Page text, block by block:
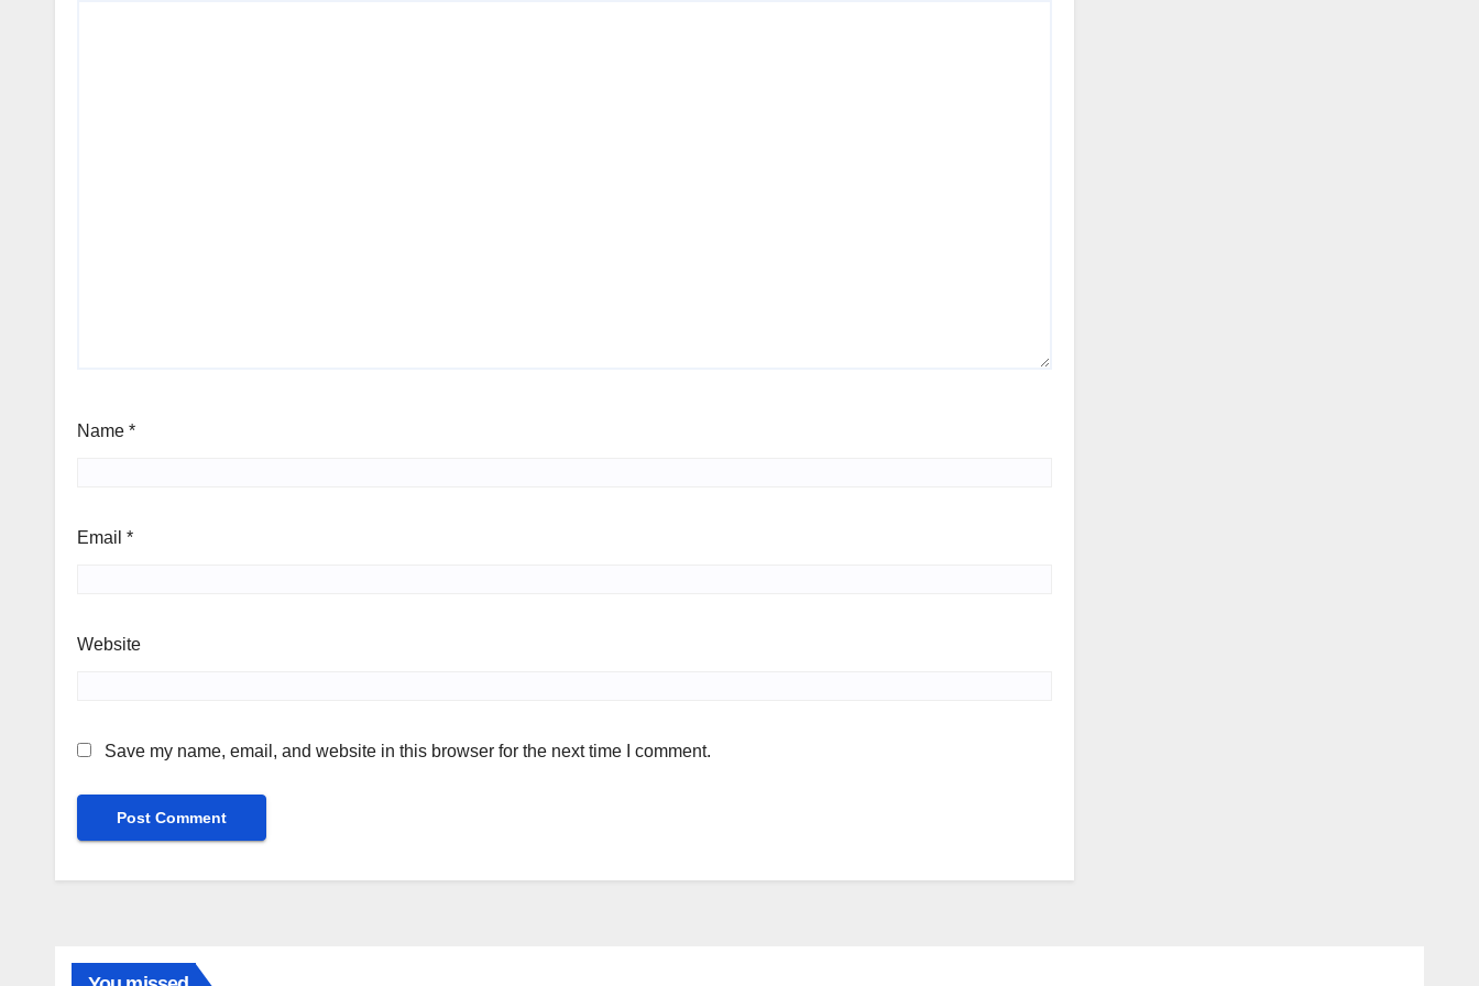
Name *
Email *
Website
Save my name, email, and website in this browser for the next time I comment.